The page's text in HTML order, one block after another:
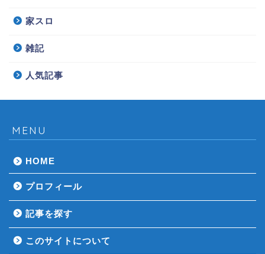
家スロ
雑記
人気記事
MENU
HOME
プロフィール
記事を探す
このサイトについて